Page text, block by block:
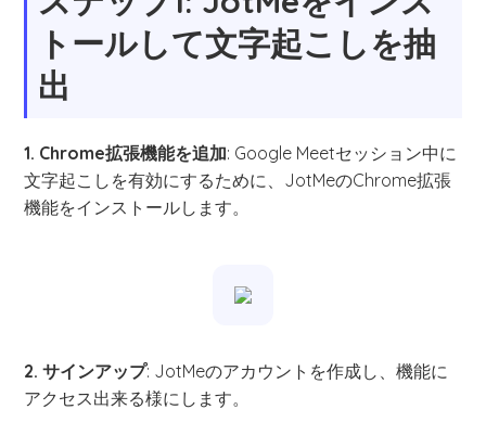
トールして文字起こしを抽
出
1. Chrome拡張機能を追加: Google Meetセッション中に
文字起こしを有効にするために、JotMeのChrome拡張
機能をインストールします。
2. サインアップ: JotMeのアカウントを作成し、機能に
アクセス出来る様にします。